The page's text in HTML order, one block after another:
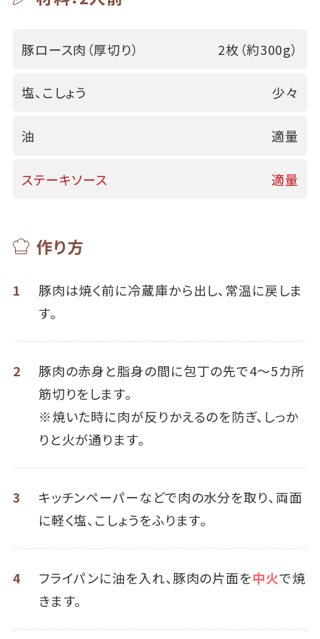
豚ロース肉（厚切り） 2枚（約300g）
塩、こしょう 少々
油 適量
ステーキソース 適量
作り方
1
豚肉は焼く前に冷蔵庫から出し、常温に戻しま
す。
2
豚肉の赤身と脂身の間に包丁の先で4～5カ所
筋切りをします。
※焼いた時に肉が反りかえるのを防ぎ、しっか
りと火が通ります。
3
キッチンペーパーなどで肉の水分を取り､両面
に軽く塩、こしょうをふります。
4 フライパンに油を入れ、豚肉の片面を中火で焼
きます。